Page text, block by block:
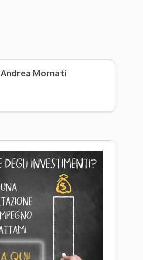
Andrea Mornati